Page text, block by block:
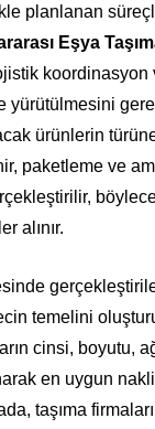
planlanan
Eşya
koordinasyon
yürütülmesini
ürünlerin
paketleme ve
alınır.
temelini
cinsi, boyutu,
en uygun
taşıma